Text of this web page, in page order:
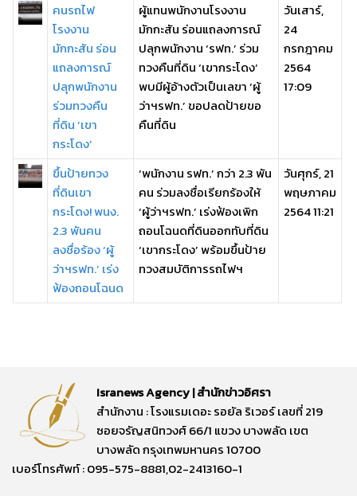
คนรถไฟ
โรงงาน
มักกะสัน ร่อน
แถลงการณ์
ปลุกพนักงาน
ร่วมทวงคืน
ที่ดิน ‘เขา
กระโดง’
ผู้แทนพนักงานโรงงาน
มักกะสัน ร่อนแถลงการณ์
ปลุกพนักงาน ‘รฟท.’ ร่วม
ทวงคืนที่ดิน ‘เขากระโดง’
พบมีผู้อ้างตัวเป็นเลขา ‘ผู้
ว่าฯรฟท.’ ขอปลดป้ายขอ
คืนที่ดิน
วันเสาร์,
24
กรกฎาคม
2564
17:09
ขึ้นป้ายทวง
ที่ดินเขา
กระโดง! พนง.
2.3 พันคน
ลงชื่อร้อง ‘ผู้
ว่าฯรฟท.’ เร่ง
ฟ้องถอนโฉนด
‘พนักงาน รฟท.’ กว่า 2.3 พัน
คน ร่วมลงชื่อเรียกร้องให้
‘ผู้ว่าฯรฟท.’ เร่งฟ้องเพิก
ถอนโฉนดที่ดินออกทับที่ดิน
‘เขากระโดง’ พร้อมขึ้นป้าย
ทวงสมบัติการรถไฟฯ
วันศุกร์, 21
พฤษภาคม
2564 11:21
Isranews Agency | สำนักข่าวอิศรา
สำนักงาน : โรงแรมเดอะ รอยัล ริเวอร์ เลขที่ 219
ซอยจรัญสนิทวงศ์ 66/1 แขวง บางพลัด เขต
บางพลัด กรุงเทพมหานคร 10700
เบอร์โทรศัพท์ : 095-575-8881,02-2413160-1